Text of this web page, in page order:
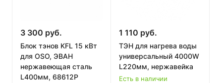
3 300 руб.
Блок тэнов KFL 15 кВт
для OSO, ЭВАН
нержавеющая сталь
L400мм, 68612Р
1 110 руб.
ТЭН для нагрева воды
универсальный 4000W
L220мм, нержавейка
Есть в наличии